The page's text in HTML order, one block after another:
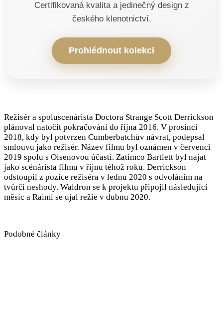
Certifikovaná kvalita a jedinečný design z
českého klenotnictví.
Prohlédnout kolekci
Režisér a spoluscenárista Doctora Strange Scott Derrickson
plánoval natočit pokračování do října 2016. V prosinci
2018, kdy byl potvrzen Cumberbatchův návrat, podepsal
smlouvu jako režisér. Název filmu byl oznámen v červenci
2019 spolu s Olsenovou účastí. Zatímco Bartlett byl najat
jako scénárista filmu v říjnu téhož roku. Derrickson
odstoupil z pozice režiséra v lednu 2020 s odvoláním na
tvůrčí neshody. Waldron se k projektu připojil následující
měsíc a Raimi se ujal režie v dubnu 2020.
Podobné články